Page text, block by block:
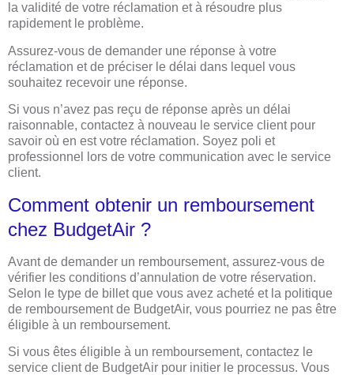
la validité de votre réclamation et à résoudre plus
rapidement le problème.
Assurez-vous de demander une réponse à votre
réclamation et de préciser le délai dans lequel vous
souhaitez recevoir une réponse.
Si vous n’avez pas reçu de réponse après un délai
raisonnable, contactez à nouveau le service client pour
savoir où en est votre réclamation. Soyez poli et
professionnel lors de votre communication avec le service
client.
Comment obtenir un remboursement
chez BudgetAir ?
Avant de demander un remboursement, assurez-vous de
vérifier les conditions d’annulation de votre réservation.
Selon le type de billet que vous avez acheté et la politique
de remboursement de BudgetAir, vous pourriez ne pas être
éligible à un remboursement.
Si vous êtes éligible à un remboursement, contactez le
service client de BudgetAir pour initier le processus. Vous